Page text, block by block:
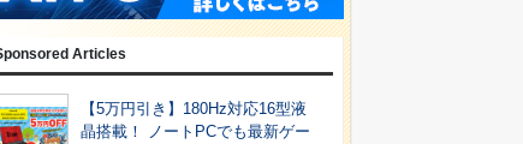
Articles
【5万円引き】180Hz対応16型液
晶搭載！ ノートPCでも最新ゲー